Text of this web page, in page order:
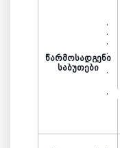
წარმოსადგენი
საბუთები
·
·
·
·
·
·